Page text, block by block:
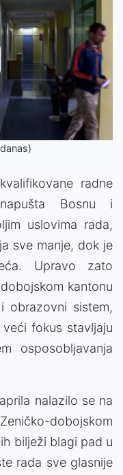
radne
Bosnu i
uslovima rada,
sve manje, dok je
Upravo zato
kantonu
obrazovni sistem,
fokus stavljaju
osposobljavanja
nalazilo se na
dobojskom
bilježi blagi pad u
rada sve glasnije